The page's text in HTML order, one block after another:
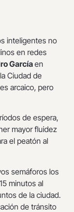
inteligentes no
en redes
Garcíaen
Ciudad de
arcaico, pero
de espera,
mayor fluidez
el peatón al
semáforos los
minutos al
de la ciudad.
de tránsito